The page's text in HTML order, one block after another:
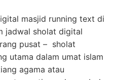
masjid running text di
jadwal sholat digital
pusat – sholat
utama dalam umat islam
agama atau